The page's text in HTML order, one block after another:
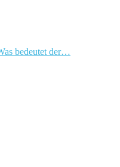
bedeutet der…